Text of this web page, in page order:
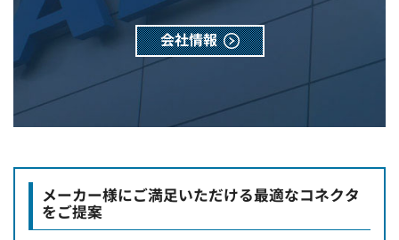
会社情報
メーカー様にご満足いただける最適なコネクタ
をご提案